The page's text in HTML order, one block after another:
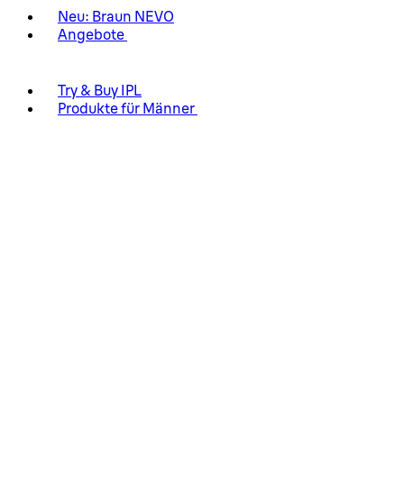
Neu: Braun NEVO
Angebote
Try & Buy IPL
Produkte für Männer